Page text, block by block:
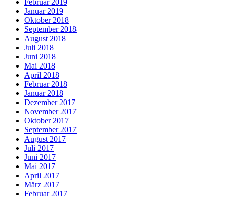
Februar 2019
Januar 2019
Oktober 2018
September 2018
August 2018
Juli 2018
Juni 2018
Mai 2018
April 2018
Februar 2018
Januar 2018
Dezember 2017
November 2017
Oktober 2017
September 2017
August 2017
Juli 2017
Juni 2017
Mai 2017
April 2017
März 2017
Februar 2017